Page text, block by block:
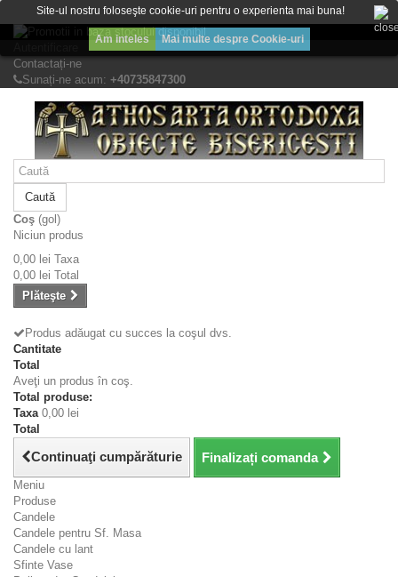
Bine ati venit! Lasati mesajul Dvs.
Contactați-ne
Sunați-ne acum: +40735847300
Caută
Coş (gol)
Niciun produs
0,00 lei Taxa
0,00 lei Total
Plăteşte
Produs adăugat cu succes la coşul dvs.
Cantitate
Total
Aveţi un produs în coş.
Total produse:
Taxa 0,00 lei
Total
Continuaţi cumpărăturie Finalizați comanda
Meniu
Produse
Candele
Candele pentru Sf. Masa
Candele cu lant
Sfinte Vase
Site-ul nostru foloseşte cookie-uri pentru o experienta mai buna!
Am inteles Mai multe despre Cookie-uri